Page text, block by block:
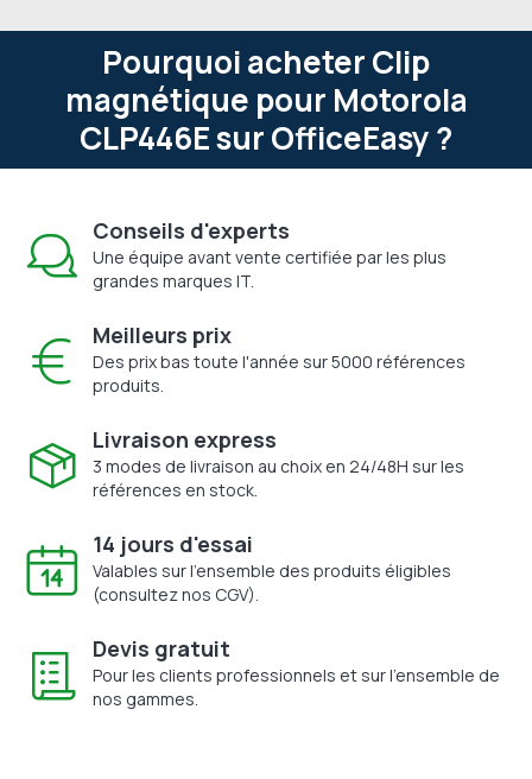
Pourquoi acheter Clip
magnétique pour Motorola
CLP446E sur OfficeEasy ?
Conseils d'experts
Une équipe avant vente certifiée par les plus
grandes marques IT.
Meilleurs prix
Des prix bas toute l'année sur 5000 références
produits.
Livraison express
3 modes de livraison au choix en 24/48H sur les
références en stock.
14 jours d'essai
Valables sur l'ensemble des produits éligibles
(consultez nos CGV).
Devis gratuit
Pour les clients professionnels et sur l'ensemble de
nos gammes.